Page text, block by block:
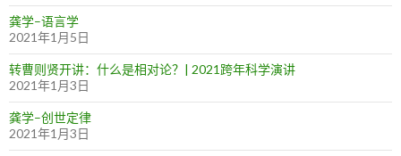
龚学–语言学
2021年1月5日
转曹则贤开讲：什么是相对论？| 2021跨年科学演讲
2021年1月3日
龚学–创世定律
2021年1月3日